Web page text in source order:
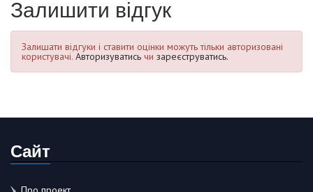
Залишити відгук
Залишати відгуки і ставити оцінки можуть тільки авторизовані
користувачі. Авторизуватись чи зареєструватись.
Сайт